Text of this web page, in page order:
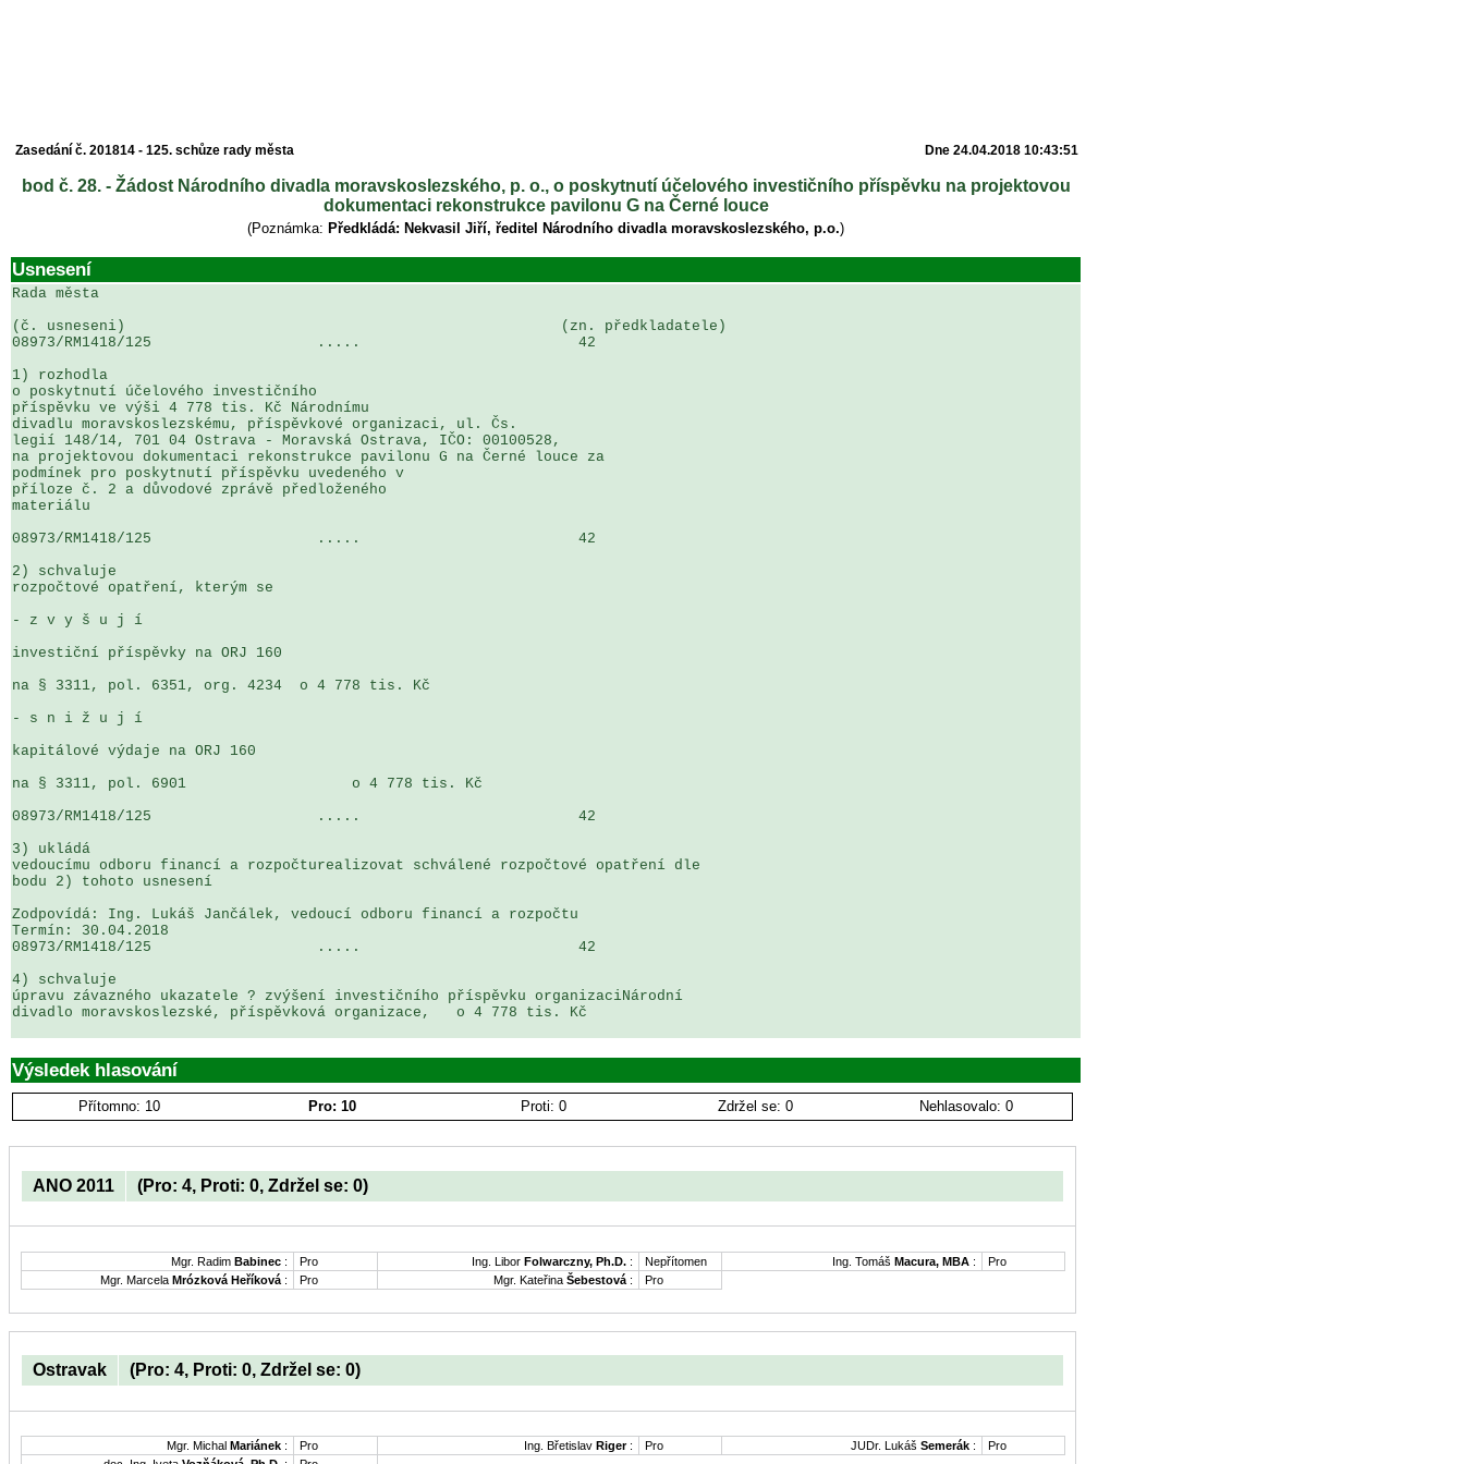
Zasedání č. 201814 - 125. schůze rady města Dne 24.04.2018 10:43:51
bod č. 28. - Žádost Národního divadla moravskoslezského, p. o., o poskytnutí účelového investičního příspěvku na projektovou
dokumentaci rekonstrukce pavilonu G na Černé louce
(Poznámka: Předkládá: Nekvasil Jiří, ředitel Národního divadla moravskoslezského, p.o.)
Usnesení
Rada města
(č. usneseni)                                                  (zn. předkladatele)
08973/RM1418/125                   .....                         42
1) rozhodla
o poskytnutí účelového investičního
příspěvku ve výši 4 778 tis. Kč Národnímu
divadlu moravskoslezskému, příspěvkové organizaci, ul. Čs.
legií 148/14, 701 04 Ostrava - Moravská Ostrava, IČO: 00100528,
na projektovou dokumentaci rekonstrukce pavilonu G na Černé louce za
podmínek pro poskytnutí příspěvku uvedeného v
příloze č. 2 a důvodové zprávě předloženého
materiálu
08973/RM1418/125                   .....                         42
2) schvaluje
rozpočtové opatření, kterým se
- z v y š u j í
investiční příspěvky na ORJ 160
na § 3311, pol. 6351, org. 4234  o 4 778 tis. Kč
- s n i ž u j í
kapitálové výdaje na ORJ 160
na § 3311, pol. 6901                   o 4 778 tis. Kč
08973/RM1418/125                   .....                         42
3) ukládá
vedoucímu odboru financí a rozpočturealizovat schválené rozpočtové opatření dle
bodu 2) tohoto usnesení
Zodpovídá: Ing. Lukáš Jančálek, vedoucí odboru financí a rozpočtu
Termín: 30.04.2018
08973/RM1418/125                   .....                         42
4) schvaluje
úpravu závazného ukazatele ? zvýšení investičního příspěvku organizaciNárodní
divadlo moravskoslezské, příspěvková organizace,   o 4 778 tis. Kč
Výsledek hlasování
Přítomno: 10 Pro: 10 Proti: 0 Zdržel se: 0 Nehlasovalo: 0
ANO 2011 (Pro: 4, Proti: 0, Zdržel se: 0)
Mgr. Radim Babinec : Pro Ing. Libor Folwarczny, Ph.D. : Nepřítomen Ing. Tomáš Macura, MBA :
Pro
Mgr. Marcela Mrózková Heříková : Pro Mgr. Kateřina Šebestová : Pro
Ostravak (Pro: 4, Proti: 0, Zdržel se: 0)
Mgr. Michal Mariánek : Pro Ing. Břetislav Riger: Pro JUDr. Lukáš Semerák :
Pro